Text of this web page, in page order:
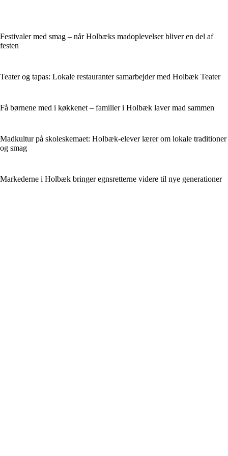
Festivaler med smag – når Holbæks madoplevelser bliver en del af
festen
Teater og tapas: Lokale restauranter samarbejder med Holbæk Teater
Få børnene med i køkkenet – familier i Holbæk laver mad sammen
Madkultur på skoleskemaet: Holbæk-elever lærer om lokale traditioner
og smag
Markederne i Holbæk bringer egnsretterne videre til nye generationer